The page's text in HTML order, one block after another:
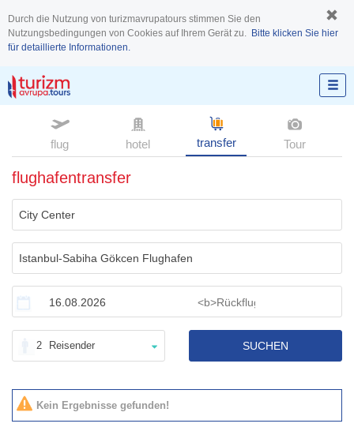
Durch die Nutzung von turizmavrupatours stimmen Sie den
Nutzungsbedingungen von Cookies auf Ihrem Gerät zu. Bitte klicken Sie hier
für detaillierte Informationen.
flug hotel transfer Tour
flughafentransfer
2 Reisender SUCHEN
Kein Ergebnisse gefunden!